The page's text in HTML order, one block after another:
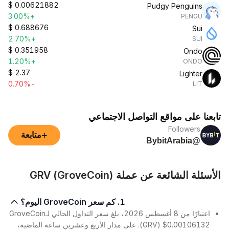
Pudgy Penguins
PENGU
$ 0.00621882
+3.00%
Sui
SUI
$ 0.688676
+2.70%
Ondo
ONDO
$ 0.351958
+1.20%
Lighter
LIT
$ 2.37
-0.70%
تابعنا على مواقع التواصل الاجتماعي
Followers
@BybitArabia
+متابعة
الأسئلة الشائعة عن عملة GRV (GroveCoin)
1. كم سعر GroveCoin اليوم؟
اعتبارًا من 8 أغسطس 2026، بلغ سعر التداول الحالي لـGroveCoin
(GRV) $0.00106132. على مدار الأربع وعشرين ساعة الماضية،